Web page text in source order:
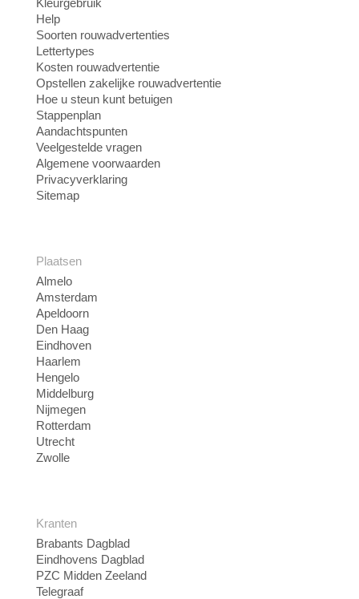
Kleurgebruik
Help
Soorten rouwadvertenties
Lettertypes
Kosten rouwadvertentie
Opstellen zakelijke rouwadvertentie
Hoe u steun kunt betuigen
Stappenplan
Aandachtspunten
Veelgestelde vragen
Algemene voorwaarden
Privacyverklaring
Sitemap
Plaatsen
Almelo
Amsterdam
Apeldoorn
Den Haag
Eindhoven
Haarlem
Hengelo
Middelburg
Nijmegen
Rotterdam
Utrecht
Zwolle
Kranten
Brabants Dagblad
Eindhovens Dagblad
PZC Midden Zeeland
Telegraaf